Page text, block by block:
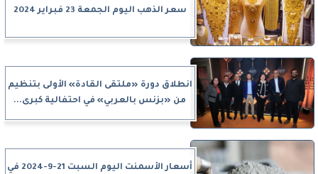
سعر الذهب اليوم الجمعة 23 فبراير 2024
انطلاق دورة «ملتقى القادة» الأولى بتنظيم
من «بزنس بالعربي» في احتفالية كبرى...
أسعار الأسمنت اليوم السبت 21-9-2024 في